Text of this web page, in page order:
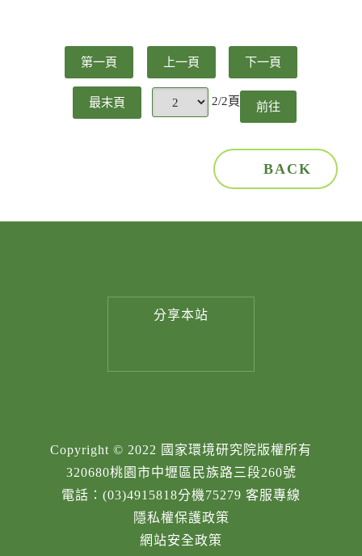
第一頁 上一頁 下一頁
最末頁 2/2頁 前往
BACK
分享本站
Copyright © 2022 國家環境研究院版權所有
320680桃園市中壢區民族路三段260號
電話：(03)4915818分機75279 客服專線
隱私權保護政策
網站安全政策